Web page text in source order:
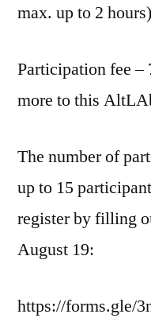
max. up to 2 hours)
Participation fee –
more to this
The number of
up to 15
register by filling
August 19:
https://forms.gle/